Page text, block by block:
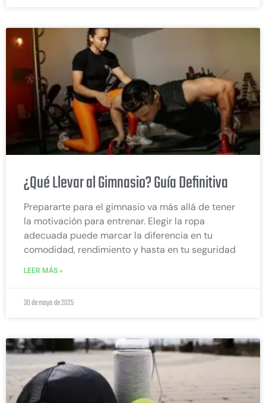
¿Qué Llevar al Gimnasio? Guía Definitiva
Prepararte para el gimnasio va más allá de tener
la motivación para entrenar. Elegir la ropa
adecuada puede marcar la diferencia en tu
comodidad, rendimiento y hasta en tu seguridad
LEER MÁS »
30 de mayo de 2025